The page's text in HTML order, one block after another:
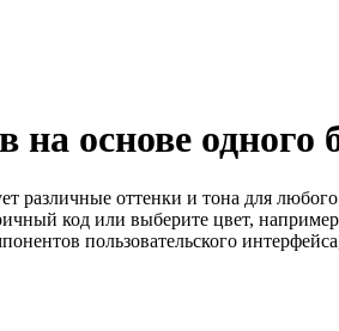
основе одного
оттенки и тона для
код или выберите цвет,
пользовательского